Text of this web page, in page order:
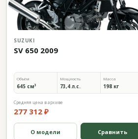
SUZUKI
SV 650 2009
Объём
645 см³
Мощность
73,4 л.с.
Масса
198 кг
Средняя цена в архиве
277 312 ₽
О модели Сравнить